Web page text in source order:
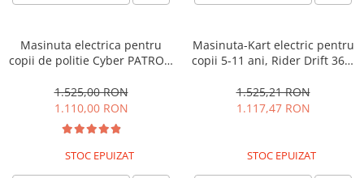
Masinuta electrica pentru
copii de politie Cyber PATROL,
90W, 12V, Black & White
1.525,00 RON
1.110,00 RON
STOC EPUIZAT
Masinuta-Kart electric pentru
copii 5-11 ani, Rider Drift 360,
1.525,21 RON
1.117,47 RON
STOC EPUIZAT